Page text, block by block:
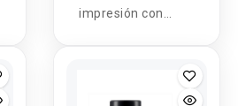
impresión con
adherencia, alta